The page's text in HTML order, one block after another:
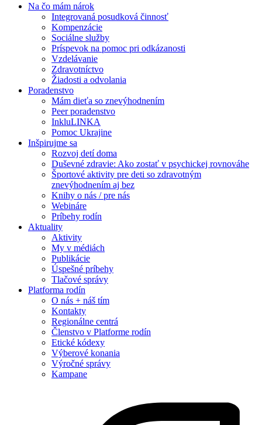
Na čo mám nárok
Integrovaná posudková činnosť
Kompenzácie
Sociálne služby
Príspevok na pomoc pri odkázanosti
Vzdelávanie
Zdravotníctvo
Žiadosti a odvolania
Poradenstvo
Mám dieťa so znevýhodnením
Peer poradenstvo
InkluLINKA
Pomoc Ukrajine
Inšpirujme sa
Rozvoj detí doma
Duševné zdravie: Ako zostať v psychickej rovnováhe
Športové aktivity pre deti so zdravotným
znevýhodnením aj bez
Knihy o nás / pre nás
Webináre
Príbehy rodín
Aktuality
Aktivity
My v médiách
Publikácie
Úspešné príbehy
Tlačové správy
Platforma rodín
O nás + náš tím
Kontakty
Regionálne centrá
Členstvo v Platforme rodín
Etické kódexy
Výberové konania
Výročné správy
Kampane